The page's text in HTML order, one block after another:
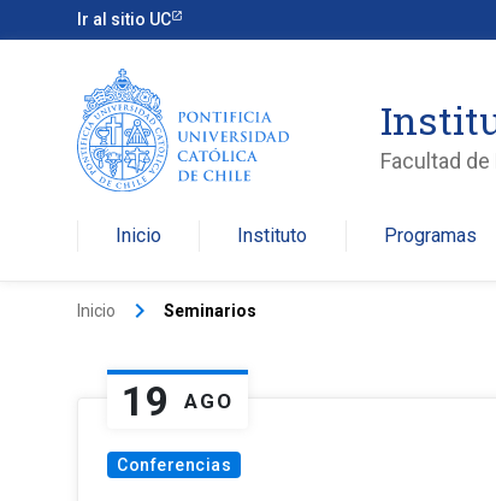
Ir al sitio UC
Facultad
Inicio Instituto Programas
Inicio keyboard_arrow_right Seminarios
19 AGO
Conferencias